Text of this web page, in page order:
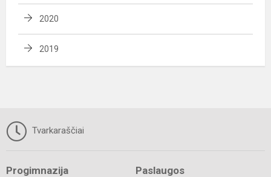
2020
2019
Tvarkaraščiai
Progimnazija Paslaugos